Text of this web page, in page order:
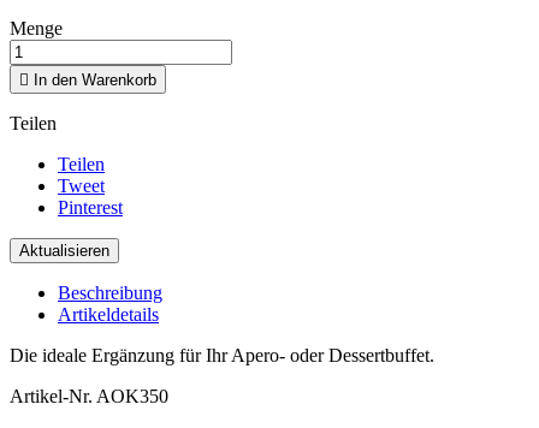
Menge
 In den Warenkorb
Teilen
Teilen
Tweet
Pinterest
Beschreibung
Artikeldetails
Die ideale Ergänzung für Ihr Apero- oder Dessertbuffet.
Artikel-Nr. AOK350